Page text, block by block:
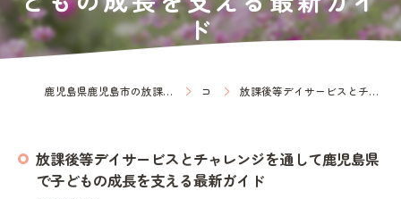
ド
鹿児島県鹿児島市の放課後等デイサービスなら放課後等デイサービス プリメーラ コラム 放課後等デイサービスとチャレンジを通して鹿児島県で子どもの成長を支える最新ガイド
放課後等デイサービスとチャレンジを通して鹿児島県
で子どもの成長を支える最新ガイド